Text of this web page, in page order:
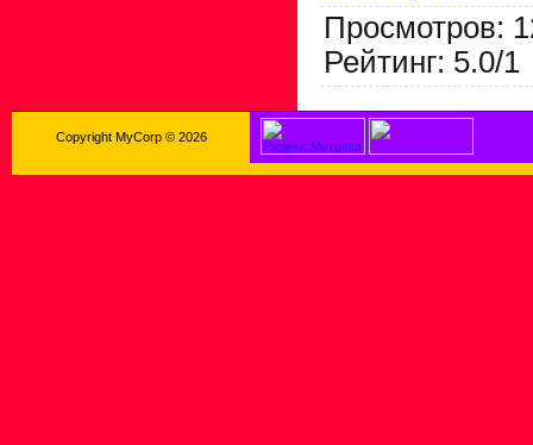
Просмотров:
Рейтинг: 5.0/1
Copyright MyCorp © 2026